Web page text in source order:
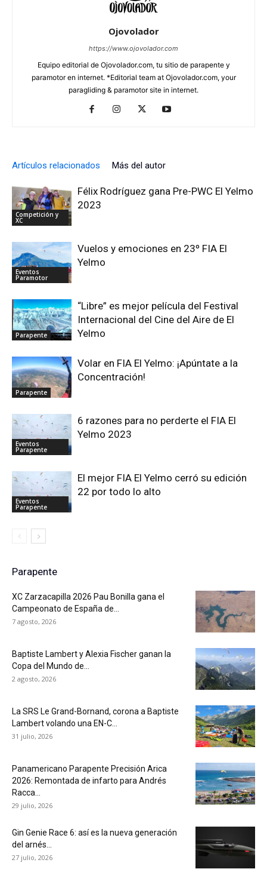
Ojovolador
https://www.ojovolador.com
Equipo editorial de Ojovolador.com, tu sitio de parapente y
paramotor en internet. *Editorial team at Ojovolador.com, your
paragliding & paramotor site in internet.
Artículos relacionados Más del autor
Competición y
XC
Félix Rodríguez gana Pre-PWC El Yelmo
2023
Eventos
Paramotor
Vuelos y emociones en 23º FIA El
Yelmo
Parapente
“Libre” es mejor película del Festival
Internacional del Cine del Aire de El
Yelmo
Parapente
Volar en FIA El Yelmo: ¡Apúntate a la
Concentración!
Eventos
Parapente
6 razones para no perderte el FIA El
Yelmo 2023
Eventos
Parapente
El mejor FIA El Yelmo cerró su edición
22 por todo lo alto
Parapente
XC Zarzacapilla 2026 Pau Bonilla gana el
Campeonato de España de...
7 agosto, 2026
Baptiste Lambert y Alexia Fischer ganan la
Copa del Mundo de...
2 agosto, 2026
La SRS Le Grand-Bornand, corona a Baptiste
Lambert volando una EN-C...
31 julio, 2026
Panamericano Parapente Precisión Arica
2026: Remontada de infarto para Andrés
Racca...
29 julio, 2026
Gin Genie Race 6: así es la nueva generación
del arnés...
27 julio, 2026